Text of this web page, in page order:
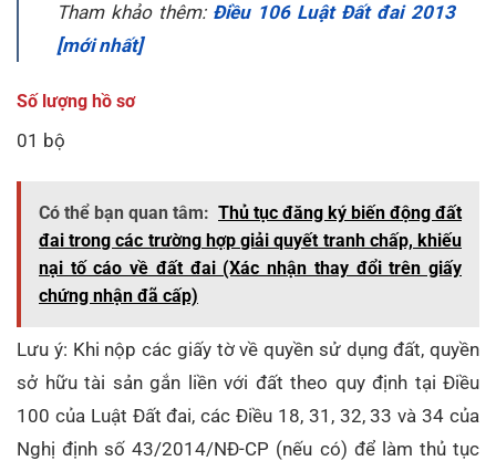
Tham khảo thêm: Điều 106 Luật Đất đai 2013
[mới nhất]
Số lượng hồ sơ
01 bộ
Có thể bạn quan tâm: Thủ tục đăng ký biến động đất
đai trong các trường hợp giải quyết tranh chấp, khiếu
nại tố cáo về đất đai (Xác nhận thay đổi trên giấy
chứng nhận đã cấp)
Lưu ý: Khi nộp các giấy tờ về quyền sử dụng đất, quyền
sở hữu tài sản gắn liền với đất theo quy định tại Điều
100 của Luật Đất đai, các Điều 18, 31, 32, 33 và 34 của
Nghị định số 43/2014/NĐ-CP (nếu có) để làm thủ tục